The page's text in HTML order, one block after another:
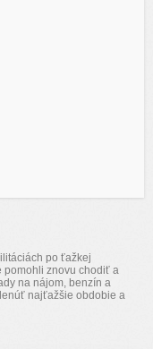
po ťažkej
pomohli znovu chodiť a
na nájom, benzín a
najťažšie obdobie a